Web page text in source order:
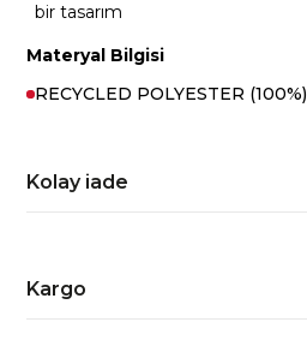
bir tasarım
Materyal Bilgisi
RECYCLED POLYESTER (100%)
Kolay iade
Kargo